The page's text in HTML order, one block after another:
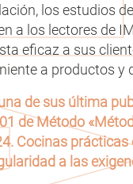
los estudios
a los lectores de
eficaz a sus
a productos y
de sus última
de Método
Cocinas prácticas
a las